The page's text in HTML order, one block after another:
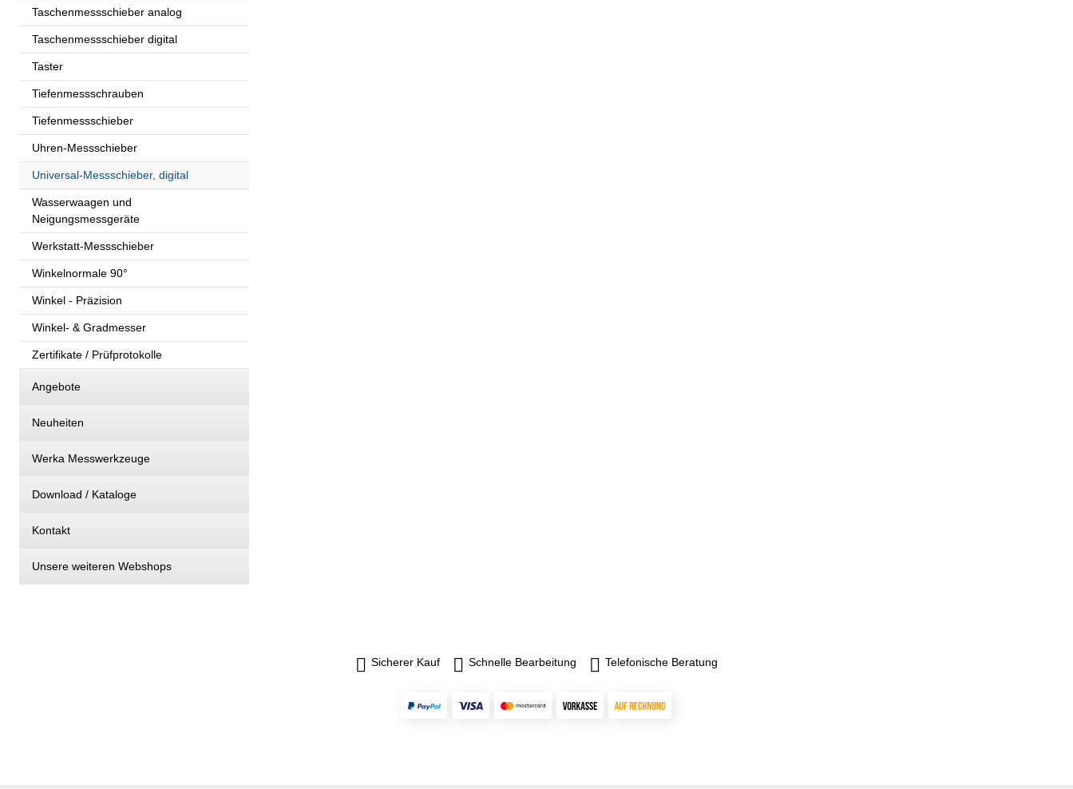
Taschenmessschieber analog
Taschenmessschieber digital
Taster
Tiefenmessschrauben
Tiefenmessschieber
Uhren-Messschieber
Universal-Messschieber, digital
Wasserwaagen und
Neigungsmessgeräte
Werkstatt-Messschieber
Winkelnormale 90°
Winkel - Präzision
Winkel- & Gradmesser
Zertifikate / Prüfprotokolle
Angebote
Neuheiten
Werka Messwerkzeuge
Download / Kataloge
Kontakt
Unsere weiteren Webshops
Sicherer Kauf Schnelle Bearbeitung Telefonische Beratung